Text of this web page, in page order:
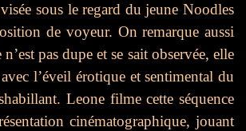
sous le regard du jeune Noodles
de voyeur. On remarque aussi
pas dupe et se sait observée, elle
l’éveil érotique et sentimental du
Leone filme cette séquence
cinématographique, jouant